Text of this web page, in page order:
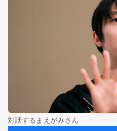
対話するまえがみさん